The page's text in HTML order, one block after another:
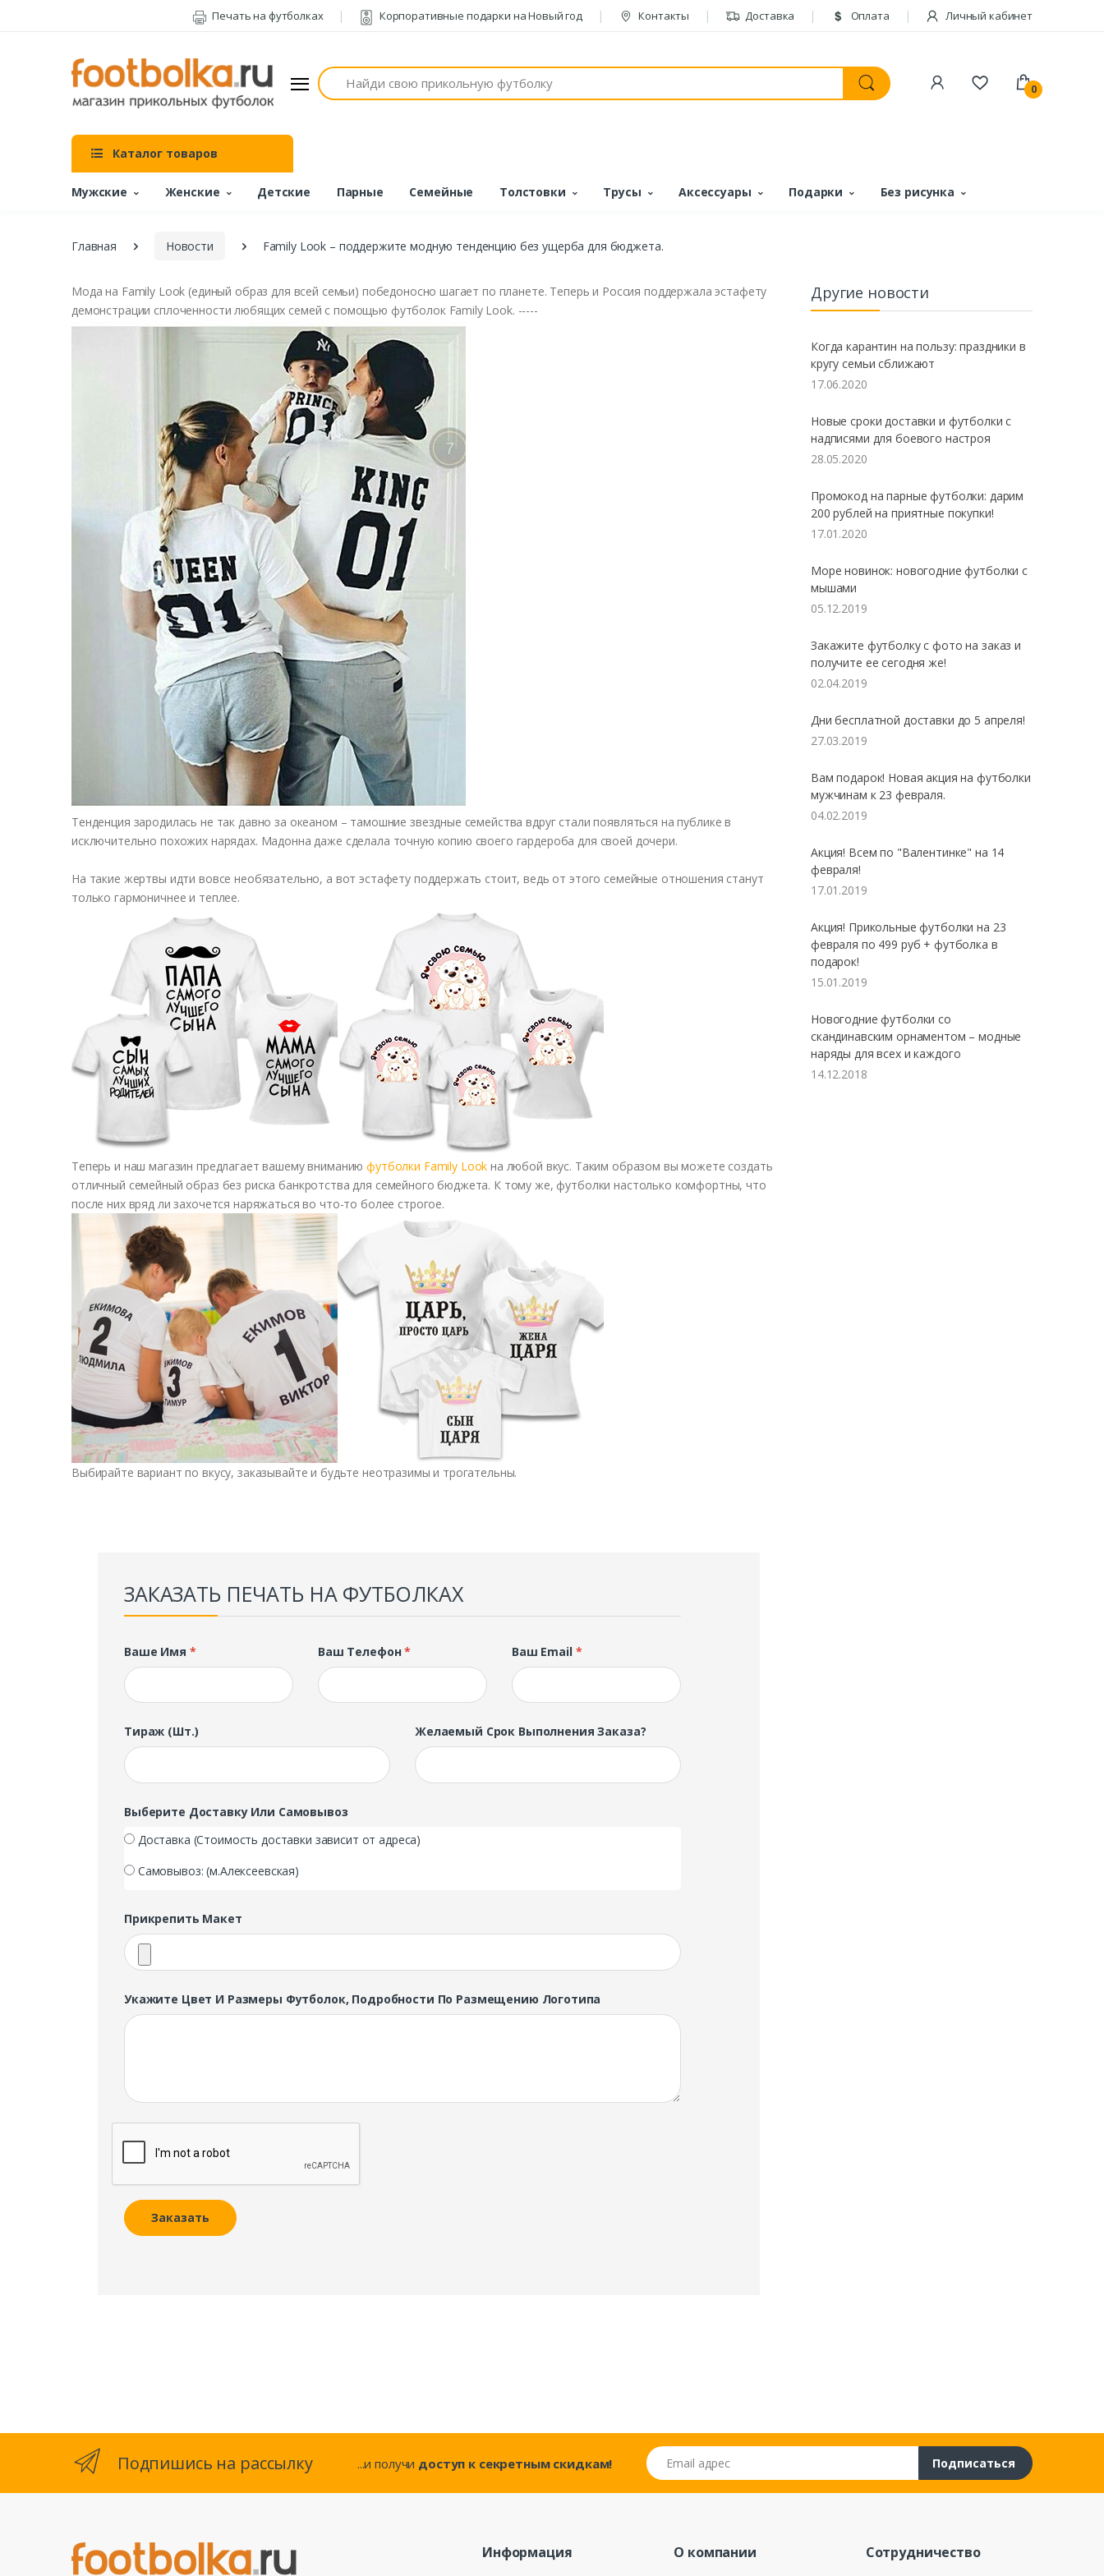
Печать на футболках Корпоративные подарки на Новый год Контакты Доставка Оплата Личный кабинет
Поиск
0
Каталог товаров
Мужские Женские Детские Парные Семейные Толстовки Трусы Аксессуары Подарки Без рисунка
Главная Новости Family Look – поддержите модную тенденцию без ущерба для бюджета.
Мода на Family Look (единый образ для всей семьи) победоносно шагает по планете. Теперь и Россия поддержала эстафету
демонстрации сплоченности любящих семей с помощью футболок Family Look. -----
Тенденция зародилась не так давно за океаном – тамошние звездные семейства вдруг стали появляться на публике в
исключительно похожих нарядах. Мадонна даже сделала точную копию своего гардероба для своей дочери.
На такие жертвы идти вовсе необязательно, а вот эстафету поддержать стоит, ведь от этого семейные отношения станут
только гармоничнее и теплее.
Теперь и наш магазин предлагает вашему вниманиюфутболки Family Look на любой вкус. Таким образом вы можете создать
отличный семейный образ без риска банкротства для семейного бюджета. К тому же, футболки настолько комфортны, что
после них вряд ли захочется наряжаться во что-то более строгое.
Выбирайте вариант по вкусу, заказывайте и будьте неотразимы и трогательны.
ЗАКАЗАТЬ ПЕЧАТЬ НА ФУТБОЛКАХ
Ваше Имя * Ваш Телефон* Ваш Email *
Тираж (шт.) Желаемый Срок Выполнения Заказа?
Выберите Доставку Или Самовывоз
Доставка (Стоимость доставки зависит от адреса)
Самовывоз: (м.Алексеевская)
Прикрепить Макет
Укажите Цвет И Размеры Футболок, Подробности По Размещению Логотипа
Заказать
Другие новости
Когда карантин на пользу: праздники в
кругу семьи сближают
17.06.2020
Новые сроки доставки и футболки с
надписями для боевого настроя
28.05.2020
Промокод на парные футболки: дарим
200 рублей на приятные покупки!
17.01.2020
Море новинок: новогодние футболки с
мышами
05.12.2019
Закажите футболку с фото на заказ и
получите ее сегодня же!
02.04.2019
Дни бесплатной доставки до 5 апреля!
27.03.2019
Вам подарок! Новая акция на футболки
мужчинам к 23 февраля.
04.02.2019
Акция! Всем по "Валентинке" на 14
февраля!
17.01.2019
Акция! Прикольные футболки на 23
февраля по 499 руб + футболка в
подарок!
15.01.2019
Новогодние футболки со
скандинавским орнаментом – модные
наряды для всех и каждого
14.12.2018
Подпишись на рассылку ...и получи доступ к секретным скидкам!
Email адрес
Подписаться
Информация О компании Сотрудничество